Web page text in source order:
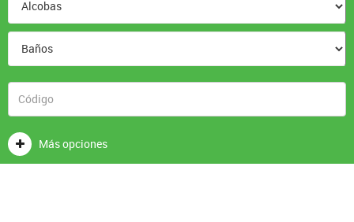
Más opciones